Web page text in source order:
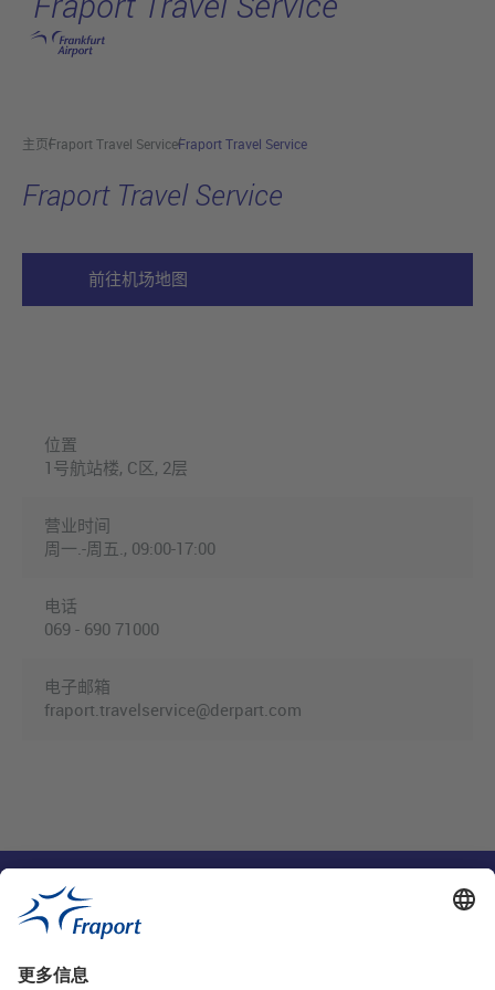
跳转至主页
主页Fraport Travel ServiceFraport Travel Service
Fraport Travel Service
前往机场地图
位置
1号航站楼, C区, 2层
营业时间
周一.-周五., 09:00-17:00
电话
069 - 690 71000
电子邮箱
fraport.travelservice@derpart.com